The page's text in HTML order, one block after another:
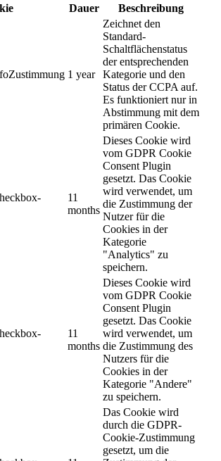
Dauer Beschreibung
1 year
Zeichnet den
Standard-
Schaltflächenstatus
der entsprechenden
Kategorie und den
Status der CCPA auf.
Es funktioniert nur in
Abstimmung mit dem
primären Cookie.
11
months
Dieses Cookie wird
vom GDPR Cookie
Consent Plugin
gesetzt. Das Cookie
wird verwendet, um
die Zustimmung der
Nutzer für die
Cookies in der
Kategorie
"Analytics" zu
speichern.
11
months
Dieses Cookie wird
vom GDPR Cookie
Consent Plugin
gesetzt. Das Cookie
wird verwendet, um
die Zustimmung des
Nutzers für die
Cookies in der
Kategorie "Andere"
zu speichern.
Das Cookie wird
durch die GDPR-
Cookie-Zustimmung
gesetzt, um die